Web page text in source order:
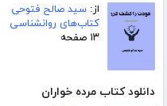
از: سید صالح فتوحی
کتاب‌های روانشناسی
۱۳ صفحه
دانلود کتاب مرده خواران